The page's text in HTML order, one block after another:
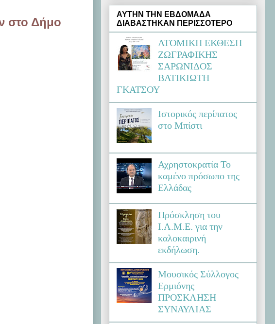
στο Δήμο
ΑΥΤΗΝ ΤΗΝ ΕΒΔΟΜΑΔΑ
ΔΙΑΒΑΣΤΗΚΑΝ ΠΕΡΙΣΣΟΤΕΡΟ
ΑΤΟΜΙΚΗ ΕΚΘΕΣΗ
ΖΩΓΡΑΦΙΚΗΣ
ΣΑΡΩΝΙΔΟΣ
ΒΑΤΙΚΙΩΤΗ
ΓΚΑΤΣΟΥ
Ιστορικός περίπατος
στο Μπίστι
Αχρηστοκρατία Το
καμένο πρόσωπο της
Ελλάδας
Πρόσκληση του
Ι.Λ.Μ.Ε. για την
καλοκαιρινή
εκδήλωση.
Μουσικός Σύλλογος
Ερμιόνης
ΠΡΟΣΚΛΗΣΗ
ΣΥΝΑΥΛΙΑΣ